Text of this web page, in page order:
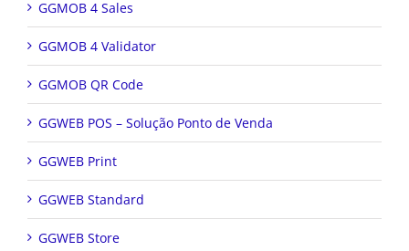
GGMOB 4 Sales
GGMOB 4 Validator
GGMOB QR Code
GGWEB POS – Solução Ponto de Venda
GGWEB Print
GGWEB Standard
GGWEB Store